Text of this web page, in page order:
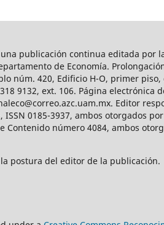
una publicación continua editada
de Economía.
núm. 420, Edificio H-O, primer
9132, ext. 106. Página electrónica
Editor
ISSN 0185-3937, ambos otorgados
número 4084, ambos
postura del editor de la publicación.